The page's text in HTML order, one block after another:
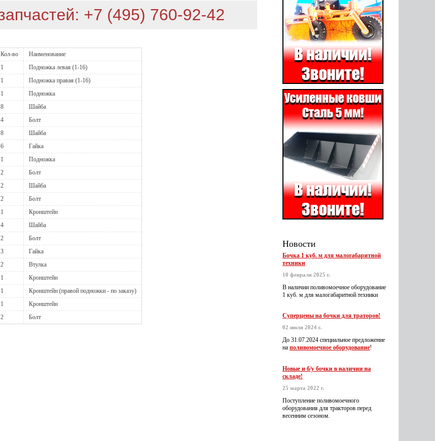
+7 (495) 760-92-42
Кол-во
Наименование
1
Подножка левая (1-16)
1
Подножка правая (1-16)
1
Подножка
8
Шайба
4
Болт
8
Шайба
6
Гайка
1
Подножка
2
Болт
2
Шайба
2
Болт
1
Кронштейн
4
Шайба
2
Болт
3
Гайка
2
Втулка
1
Кронштейн
1
Кронштейн (правой подножки - по заказу)
1
Кронштейн
2 Болт
Новости
Бочка 1 куб. м для малогабаритной
техники
10 февраля 2025 г.
В наличии поливомоечное оборудование
1 куб. м для малогабаритной техники
Суперцены на бочки для траторов!
02 июля 2024 г.
До 31.07.2024 специальное предложение
на поливомоечное оборудование!
Новые и б/у бочки в наличии на
складе!
25 марта 2022 г.
Поступление поливомоечного
оборудования для тракторов перед
весенним сезоном.